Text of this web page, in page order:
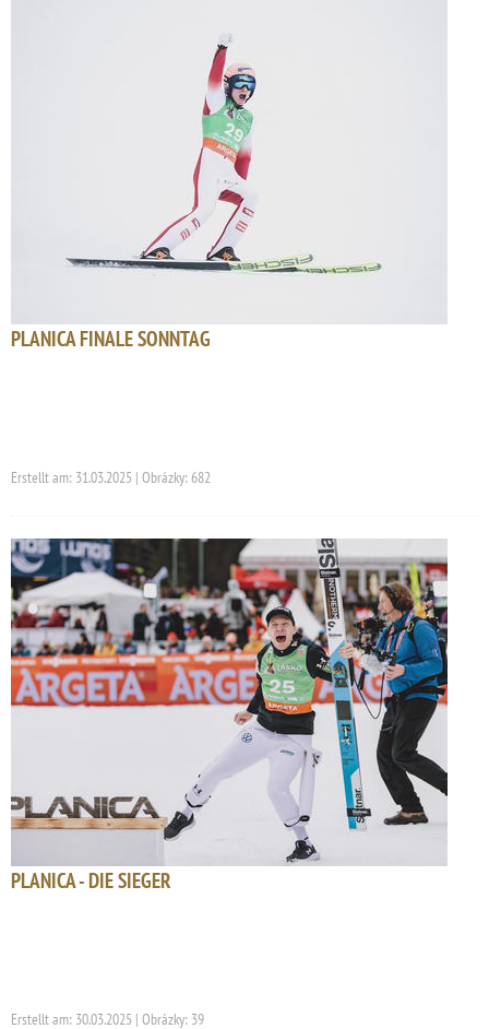
PLANICA FINALE SONNTAG
Erstellt am: 31.03.2025 | Obrázky: 682
PLANICA - DIE SIEGER
Erstellt am: 30.03.2025 | Obrázky: 39